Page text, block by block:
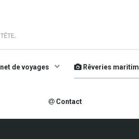
de voyages Rêveries
Contact